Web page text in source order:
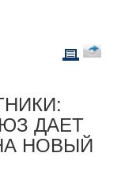
ДАЕТ
НОВЫЙ